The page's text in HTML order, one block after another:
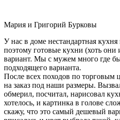
Мария и Григорий Бурковы
У нас в доме нестандартная
поэтому готовые кухни (хоть
вариант. Мы с мужем много где
подходящего варианта.
После всех походов по торговым
на заказ под наши размеры.
обмерил, посчитал, нарисовал
хотелось, и картинка в голове
скажу, что это самый дешевый